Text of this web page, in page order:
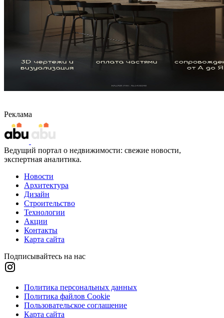
Реклама
Ведущий портал о недвижимости: свежие новости,
экспертная аналитика.
Новости
Архитектура
Дизайн
Строительство
Технологии
Акции
Контакты
Карта сайта
Подписывайтесь на нас
Политика персональных данных
Политика файлов Cookie
Пользовательское соглашение
Карта сайта